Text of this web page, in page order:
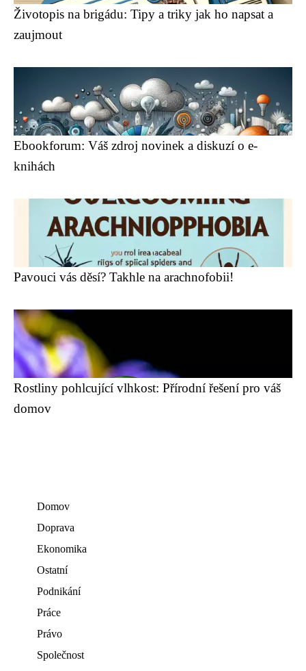
Životopis na brigádu: Tipy a triky jak ho napsat a
zaujmout
Ebookforum: Váš zdroj novinek a diskuzí o e-
knihách
Pavouci vás děsí? Takhle na arachnofobii!
Rostliny pohlcující vlhkost: Přírodní řešení pro váš
domov
Domov
Doprava
Ekonomika
Ostatní
Podnikání
Práce
Právo
Společnost